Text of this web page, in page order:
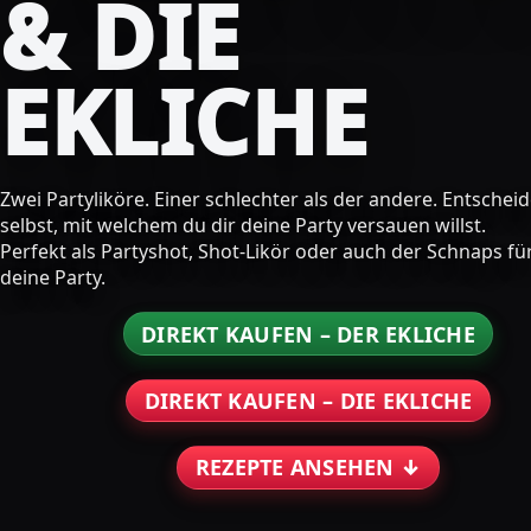
& DIE
EKLICHE
Zwei Partyliköre. Einer schlechter als der andere.
selbst, mit welchem du dir deine Party versauen willst.
Perfekt als Partyshot, Shot-Likör oder auch der Schnaps
deine Party.
DIREKT KAUFEN – DER EKLICHE
DIREKT KAUFEN – DIE EKLICHE
REZEPTE ANSEHEN ↓